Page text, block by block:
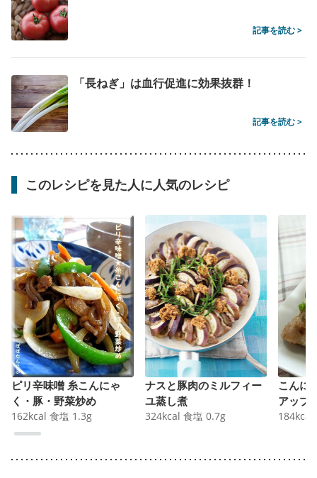
記事を読む >
「長ねぎ」は血行促進に効果抜群！
記事を読む >
このレシピを見た人に人気のレシピ
ピリ辛味噌 糸こんにゃ
く・豚・野菜炒め
162kcal 食塩 1.3g
ナスと豚肉のミルフィー
ユ蒸し煮
324kcal 食塩 0.7g
こんに
アップ
184kcal